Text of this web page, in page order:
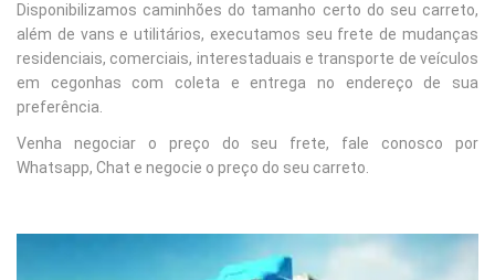
Disponibilizamos caminhões do tamanho certo do seu carreto,
além de vans e utilitários, executamos seu frete de mudanças
residenciais, comerciais, interestaduais e transporte de veículos
em cegonhas com coleta e entrega no endereço de sua
preferência.
Venha negociar o preço do seu frete, fale conosco por
Whatsapp, Chat e negocie o preço do seu carreto.